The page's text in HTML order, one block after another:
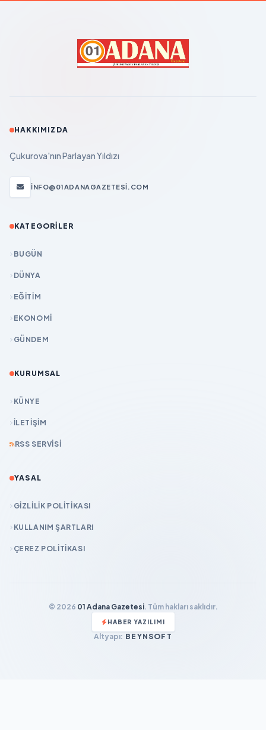
HAKKIMIZDA
Çukurova'nın Parlayan Yıldızı
INFO@01ADANAGAZETESI.COM
KATEGORILER
BUGÜN
DÜNYA
EĞİTİM
EKONOMİ
GÜNDEM
KURUMSAL
KÜNYE
İLETIŞIM
RSS SERVISI
YASAL
GIZLILIK POLITIKASI
KULLANIM ŞARTLARI
ÇEREZ POLITIKASI
© 2026 01 Adana Gazetesi. Tüm hakları saklıdır.
HABER YAZILIMI
Altyapı: BEYNSOFT